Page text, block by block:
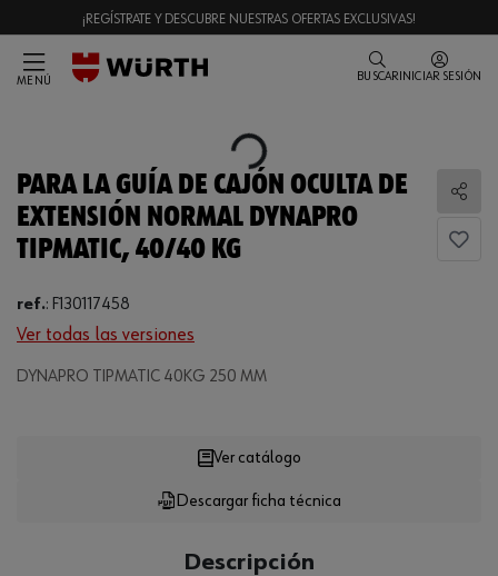
¡REGÍSTRATE Y DESCUBRE NUESTRAS OFERTAS EXCLUSIVAS!
MENÚ BUSCAR INICIAR SESIÓN
Loading...
PARA LA GUÍA DE CAJÓN OCULTA DE
EXTENSIÓN NORMAL DYNAPRO
TIPMATIC, 40/40 KG
ref.: F130117458
Ver todas las versiones
DYNAPRO TIPMATIC 40KG 250 MM
Loading...
Descargar ficha técnica
Ver catálogo
Descripción